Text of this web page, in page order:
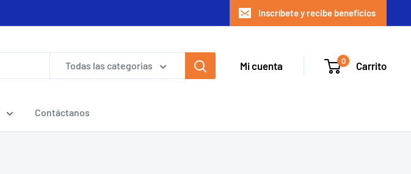
Inscríbete y recibe beneficios
Todas las categorias Mi cuenta 0 Carrito
Contáctanos